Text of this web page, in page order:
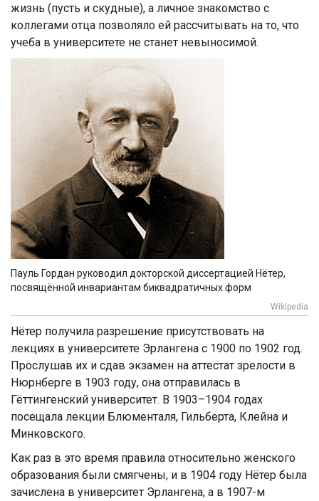
жизнь (пусть и скудные), а личное знакомство с
коллегами отца позволяло ей рассчитывать на то, что
учеба в университете не станет невыносимой.
Пауль Гордан руководил докторской диссертацией Нётер,
посвящённой инвариантам биквадратичных форм
Wikipedia
Нётер получила разрешение присутствовать на
лекциях в университете Эрлангена с 1900 по 1902 год.
Прослушав их и сдав экзамен на аттестат зрелости в
Нюрнберге в 1903 году, она отправилась в
Гёттингенский университет. В 1903–1904 годах
посещала лекции Блюменталя, Гильберта, Клейна и
Минковского.
Как раз в это время правила относительно женского
образования были смягчены, и в 1904 году Нётер была
зачислена в университет Эрлангена, а в 1907-м